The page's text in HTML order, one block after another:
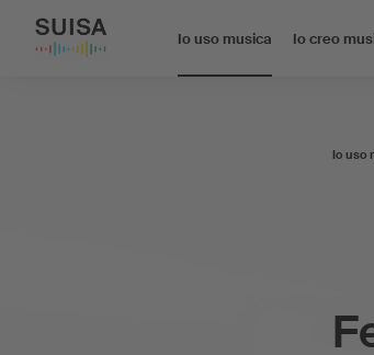
Io uso musica Io creo
Io uso